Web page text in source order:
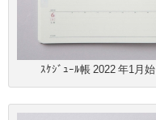
ｽｹｼﾞｭｰﾙ帳 2022 年1月